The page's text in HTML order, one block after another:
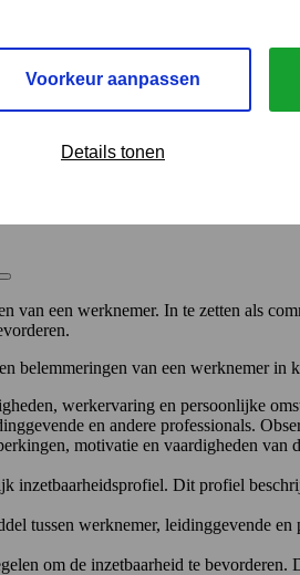
Voorkeur aanpassen
Details tonen
een werknemer. In te zetten als
belemmeringen van een werknemer in
werkervaring en persoonlijke
en andere professionals.
motivatie en vaardigheden
inzetbaarheidsprofiel. Dit profiel
tussen werknemer, leidinggevende
om de inzetbaarheid te